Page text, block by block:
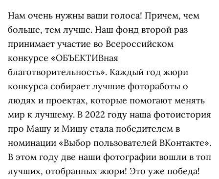
Нам очень нужны ваши голоса! Причем, чем
больше, тем лучше. Наш фонд второй раз
принимает участие во Всероссийском
конкурсе «ОБЪЕКТИВная
благотворительность». Каждый год жюри
конкурса собирает лучшие фотоработы о
людях и проектах, которые помогают менять
мир к лучшему. В 2022 году наша фотоистория
про Машу и Мишу стала победителем в
номинации «Выбор пользователей ВКонтакте».
В этом году две наши фотографии вошли в топ
лучших, отобранных жюри! Это уже победа!